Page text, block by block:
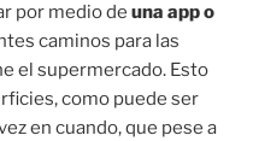
por medio de una app o
caminos para las
el supermercado. Esto
como puede ser
en cuando, que pese a